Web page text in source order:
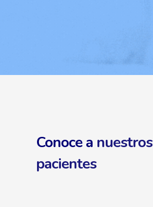
Conoce a nuestros
pacientes